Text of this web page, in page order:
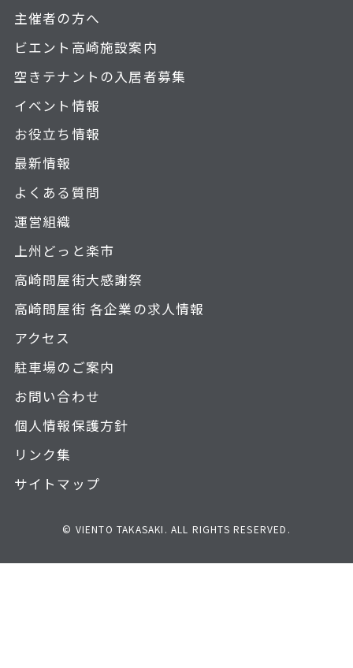
主催者の方へ
ビエント高崎施設案内
空きテナントの入居者募集
イベント情報
お役立ち情報
最新情報
よくある質問
運営組織
上州どっと楽市
高崎問屋街大感謝祭
高崎問屋街 各企業の求人情報
アクセス
駐車場のご案内
お問い合わせ
個人情報保護方針
リンク集
サイトマップ
© VIENTO TAKASAKI. ALL RIGHTS RESERVED.